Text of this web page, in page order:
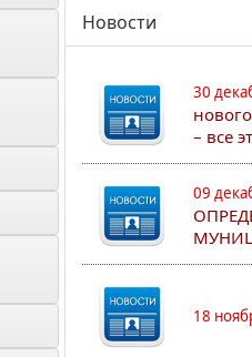
Новости
30
– все
09
18